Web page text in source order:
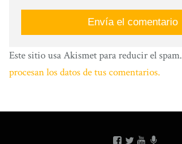
Este sitio usa Akismet para reducir el spam.
procesan los datos de tus comentarios.